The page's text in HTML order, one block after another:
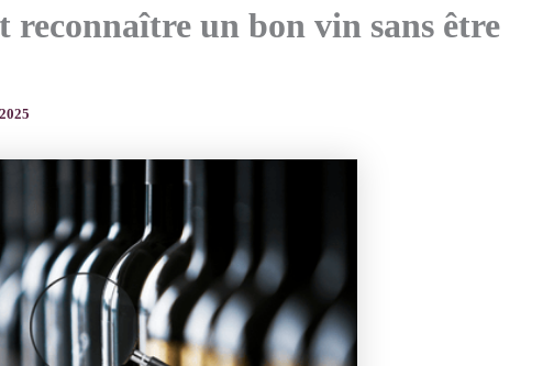
reconnaître un bon vin sans être